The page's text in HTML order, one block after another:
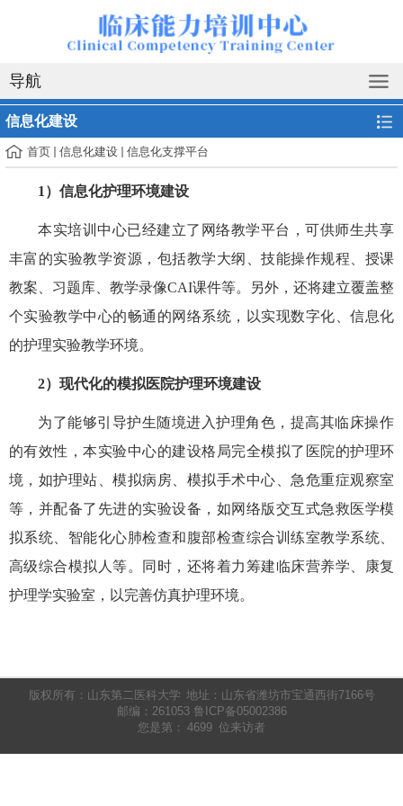
导航
信息化建设
首页 信息化建设 信息化支撑平台
1 ）信息化护理环境建设
本实培训中心已经建立了网络教学平台，可供师生共享
丰富的实验教学资源，包括教学大纲、技能操作规程、 授课
教案
习题库、教学录像CAI课件等。 另外 ，还将建立覆盖整
个实验教学中心的畅通的网络系统，以实现数字化、信息化
的护理实验教学环境。
2）现代化的模拟医院护理环境建设
为了能够引导护生随境进入护理角色，提高其临床操作
的有效性，本实验中心的建设格局完全模拟了医院的护理环
境，如护理站、模拟病房、模拟手术中心、急危重症观察室
等，并配备了先进的实验设备，如网络版交互式急救医学模
拟系统
智能化心肺检查和腹部检查综合训练室教学系统、
高级综合模拟人等。 同时，还将着力筹建临床营养学、康复
护理学实验室，以完善仿真护理环境。
版权所有：山东第二医科大学 地址：山东省潍坊市宝通西街7166号
邮编：261053 鲁ICP备05002386
您是第： 4699 位来访者